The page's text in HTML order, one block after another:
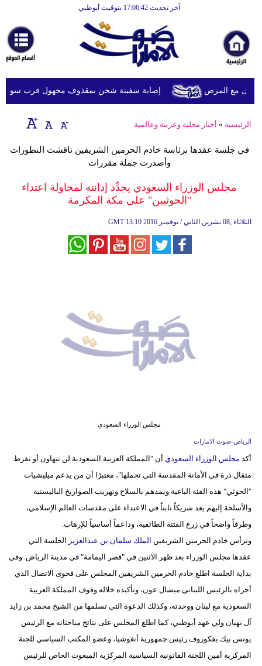
آخر تحديث 17:06:42 بتوقيت أبوظبي
أخبارعاجلة
رياضة
ثقافة
إقتصاد
وموسيقى
أزياء
علوم
وتكنولوجيا
أبراج
سيارات
إصابة سفينة شحن بمقذوف مجهول قرب سواحل مع المرض
الرئيسية » أخبار محلية وعربية وعالمية
في جلسة عقدها برئاسة خادم الحرمين الشريفين ناقشت التطورات
وأصدرت جملة مقررات
مجلس الوزراء السعودي يجدِّد إدانته لمحاولة اعتداء
"الحوثيين" على مكة المكرمة
GMT 13:10 2016 الثلاثاء ,08 تشرين الثاني / نوفمبر
مجلس الوزراء السعودي
الرياض-صوت الامارات
أكد مجلس الوزراء السعودي أن "المملكة العربية السعودية لن تتهاون أو تفرط
مثقال ذرة في الأمانة المقدسة التي تحملها"، معتبرًا أن من يدعم ميليشيات
"الحوثي" هذه الفئة الباغية ويمدهم بالسلاح وتهريب الصواريخ الباليستية
والأسلحة إليهم يعد شريكاً ثابتاً في الاعتداء على مقدسات العالم الإسلامي،
وطرفاً واضحاً في زرع الفتنة الطائفية، وداعماً أساسياً للإرهاب.
وترأس خادم الحرمين الشريفين الملك سلمان بن عبدالعزيز الجلسة التي
عقدها مجلس الوزراء بعد ظهر الاثنين في "قصر اليمامة" في مدينة الرياض. وفي
بداية الجلسة اطلع خادم الحرمين الشريفين المجلس على فحوى الاتصال الذي
أجراه بالرئيس اللبناني ميشال عون، وتأكيده خلاله وقوف المملكة العربية
السعودية مع لبنان ووحدته، وكذلك الدعوة التي تسلمها من الشيخ محمد بن زايد
آل نهيان ولي عهد أبوظبي، كما اطلع المجلس على نتائج مباحثاته مع الرئيس
يونس بيك بفكوروف رئيس جمهورية أنغوشيا، وعضو المكتب السياسي للجنة
المركزية أمين اللجنة القانونية السياسية المركزية المبعوث الخاص للرئيس